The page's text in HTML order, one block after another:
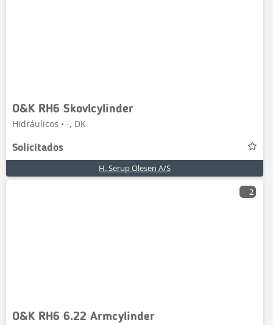
O&K RH6 Skovlcylinder
Hidráulicos • -, DK
Solicitados
H. Serup Olesen A/S
2
O&K RH6 6.22 Armcylinder